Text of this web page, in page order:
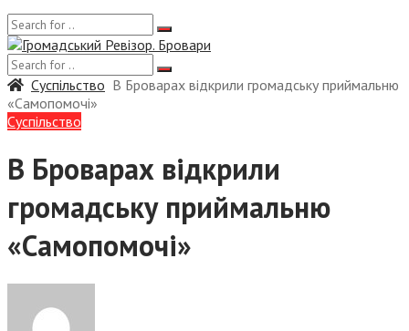
Суспiльство В Броварах відкрили громадську приймальню
«Самопомочі»
Суспiльство
В Броварах відкрили
громадську приймальню
«Самопомочі»